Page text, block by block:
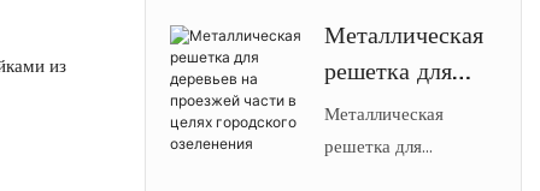
из
Металлическая
решетка для
деревьев на
проезжей части
Металлическая
решетка для